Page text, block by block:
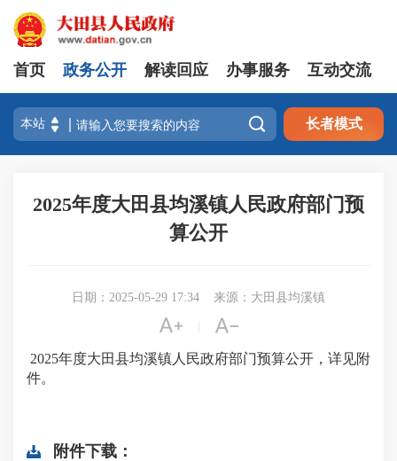
首页 政务公开 解读回应 办事服务 互动交流
 长者模式
2025年度大田县均溪镇人民政府部门预
算公开
日期：2025-05-29 17:34 来源：大田县均溪镇
 
2025年度大田县均溪镇人民政府部门预算公开，详见附
件。
附件下载：